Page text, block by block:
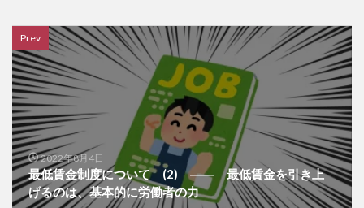
Prev
2022年8月4日
最低賃金制度について (2) ―― 最低賃金を引き上
げるのは、基本的に労働者の力